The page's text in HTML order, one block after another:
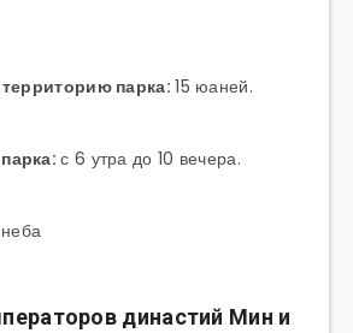
территорию парка:15 юаней.
с 6 утра до 10 вечера.
династий Мин и